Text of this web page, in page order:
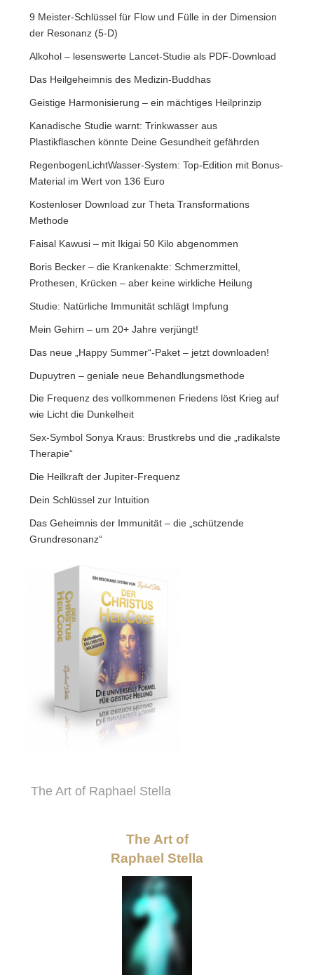
9 Meister-Schlüssel für Flow und Fülle in der Dimension
der Resonanz (5-D)
Alkohol – lesenswerte Lancet-Studie als PDF-Download
Das Heilgeheimnis des Medizin-Buddhas
Geistige Harmonisierung – ein mächtiges Heilprinzip
Kanadische Studie warnt: Trinkwasser aus
Plastikflaschen könnte Deine Gesundheit gefährden
RegenbogenLichtWasser-System: Top-Edition mit Bonus-
Material im Wert von 136 Euro
Kostenloser Download zur Theta Transformations
Methode
Faisal Kawusi – mit Ikigai 50 Kilo abgenommen
Boris Becker – die Krankenakte: Schmerzmittel,
Prothesen, Krücken – aber keine wirkliche Heilung
Studie: Natürliche Immunität schlägt Impfung
Mein Gehirn – um 20+ Jahre verjüngt!
Das neue „Happy Summer“-Paket – jetzt downloaden!
Dupuytren – geniale neue Behandlungsmethode
Die Frequenz des vollkommenen Friedens löst Krieg auf
wie Licht die Dunkelheit
Sex-Symbol Sonya Kraus: Brustkrebs und die „radikalste
Therapie“
Die Heilkraft der Jupiter-Frequenz
Dein Schlüssel zur Intuition
Das Geheimnis der Immunität – die „schützende
Grundresonanz“
The Art of Raphael Stella
The Art of
Raphael Stella